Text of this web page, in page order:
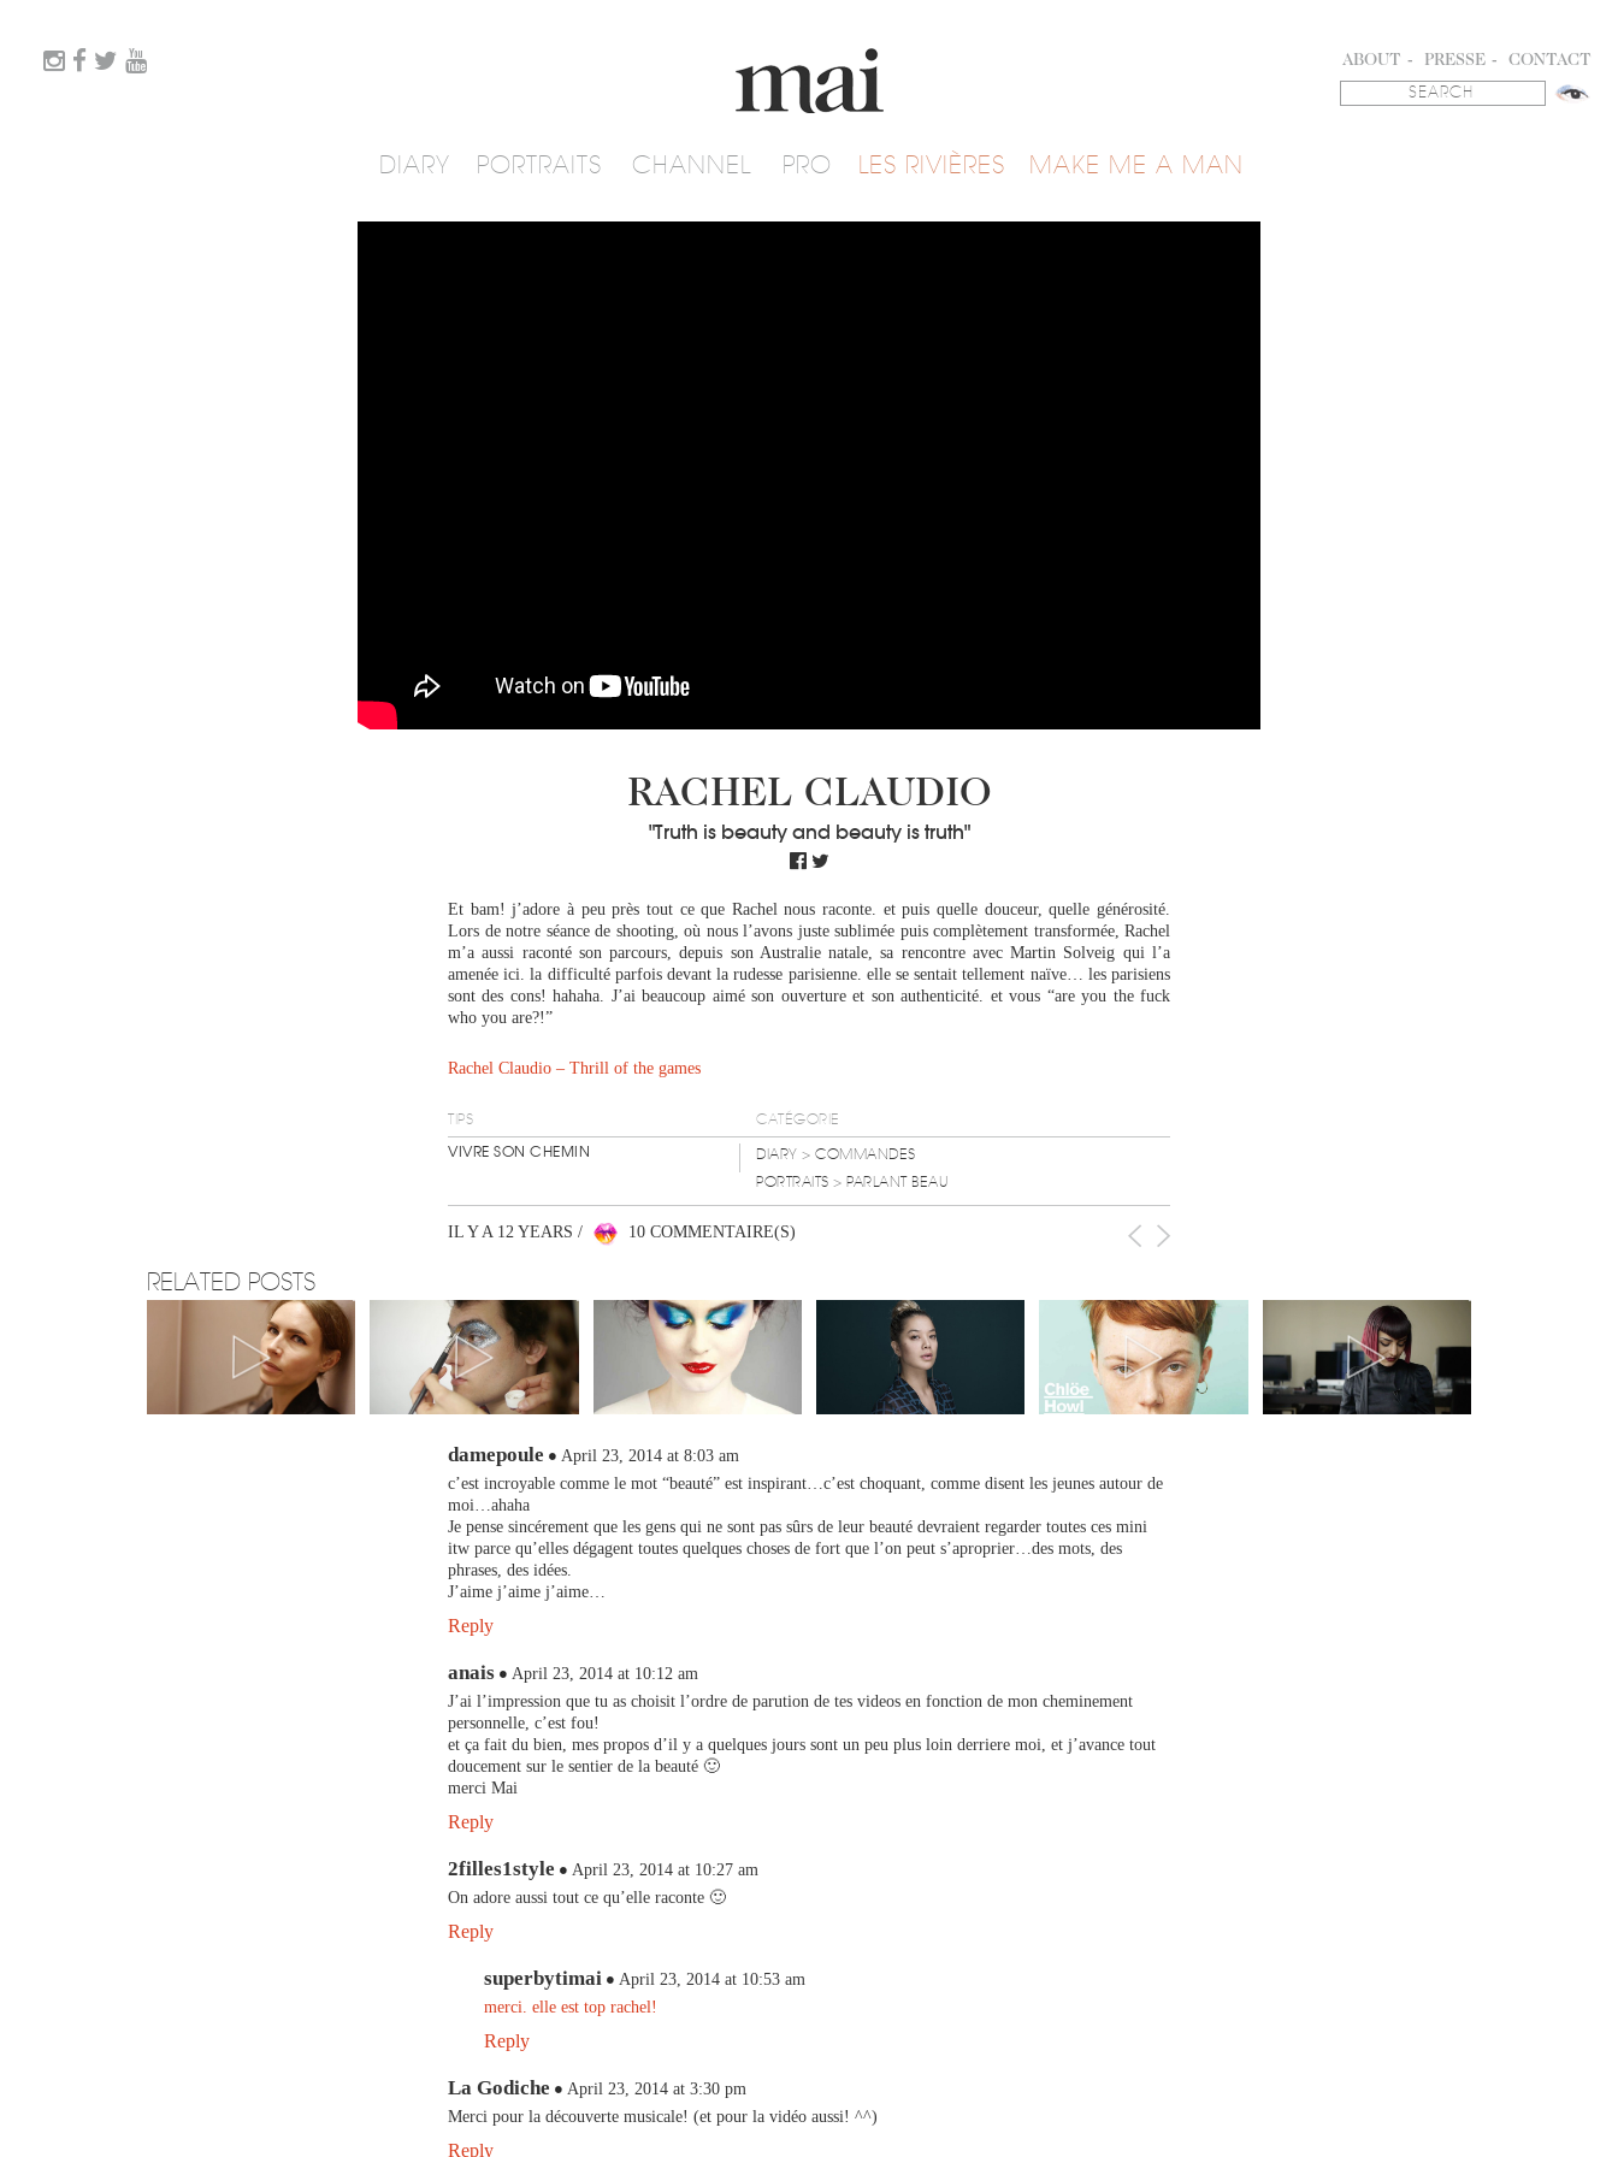
DIARY PORTRAITS CHANNEL PRO LES RIVIÈRES MAKE ME A MAN
ABOUT PRESSE CONTACT
RACHEL CLAUDIO
"Truth is beauty and beauty is truth"
Et bam! j’adore à peu près tout ce que Rachel nous raconte. et puis quelle douceur, quelle générosité.
Lors de notre séance de shooting, où nous l’avons juste sublimée puis complètement transformée, Rachel
m’a aussi raconté son parcours, depuis son Australie natale, sa rencontre avec Martin Solveig qui l’a
amenée ici. la difficulté parfois devant la rudesse parisienne. elle se sentait tellement naïve… les parisiens
sont des cons! hahaha. J’ai beaucoup aimé son ouverture et son authenticité. et vous “are you the fuck
who you are?!”
Rachel Claudio – Thrill of the games
TIPS CATÉGORIE
VIVRE SON CHEMIN DIARY > COMMANDES
PORTRAITS > PARLANT BEAU
IL Y A 12 YEARS / 10 COMMENTAIRE(S)
RELATED POSTS
damepoule
April 23, 2014 at 8:03 am
c’est incroyable comme le mot “beauté” est inspirant…c’est choquant, comme disent les jeunes autour de
moi…ahaha
Je pense sincérement que les gens qui ne sont pas sûrs de leur beauté devraient regarder toutes ces mini
itw parce qu’elles dégagent toutes quelques choses de fort que l’on peut s’aproprier…des mots, des
phrases, des idées.
J’aime j’aime j’aime…
Reply
anais
April 23, 2014 at 10:12 am
J’ai l’impression que tu as choisit l’ordre de parution de tes videos en fonction de mon cheminement
personnelle, c’est fou!
et ça fait du bien, mes propos d’il y a quelques jours sont un peu plus loin derriere moi, et j’avance tout
doucement sur le sentier de la beauté 🙂
merci Mai
Reply
2filles1style
April 23, 2014 at 10:27 am
On adore aussi tout ce qu’elle raconte 🙂
Reply
superbytimai
April 23, 2014 at 10:53 am
merci. elle est top rachel!
Reply
La Godiche
April 23, 2014 at 3:30 pm
Merci pour la découverte musicale! (et pour la vidéo aussi! ^^)
Reply